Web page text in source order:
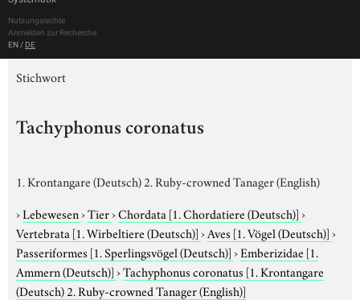
Nutzungsrechte
Anmelden zur Recherche
EN / DE
Stichwort
Tachyphonus coronatus
1. Krontangare (Deutsch) 2. Ruby-crowned Tanager (English)
›Lebewesen›Tier›Chordata [1. Chordatiere (Deutsch)]›
Vertebrata [1. Wirbeltiere (Deutsch)]›Aves [1. Vögel (Deutsch)]›
Passeriformes [1. Sperlingsvögel (Deutsch)]›Emberizidae [1.
Ammern (Deutsch)]›Tachyphonus coronatus [1. Krontangare
(Deutsch) 2. Ruby-crowned Tanager (English)]